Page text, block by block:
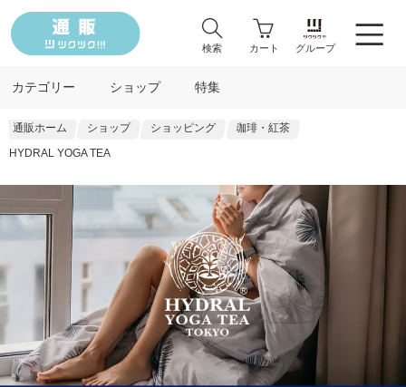
検索 カート グループ
カテゴリー ショップ 特集
通販ホーム ショップ ショッピング
珈琲・紅茶
HYDRAL YOGA TEA